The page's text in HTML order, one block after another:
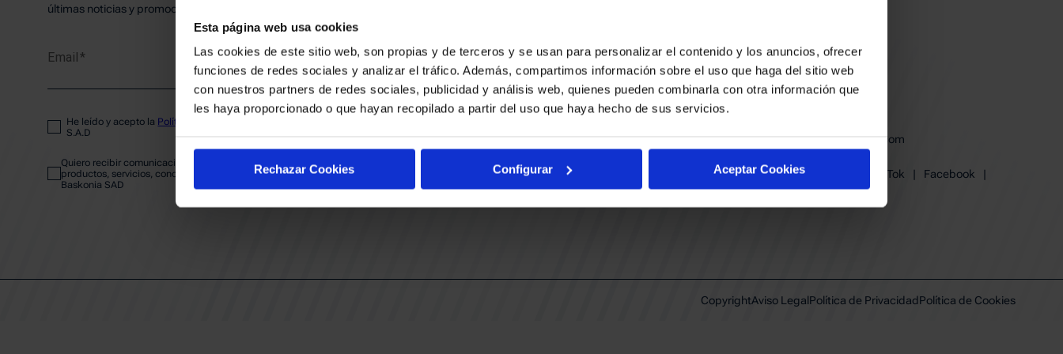
Esta página web usa cookies
Las cookies de este sitio web, son propias y de terceros y se usan para personalizar el contenido y los anuncios, ofrecer
funciones de redes sociales y analizar el tráfico. Además, compartimos información sobre el uso que haga del sitio web
con nuestros partners de redes sociales, publicidad y análisis web, quienes pueden combinarla con otra información que
les haya proporcionado o que hayan recopilado a partir del uso que haya hecho de sus servicios.
Rechazar Cookies Configurar Aceptar Cookies
PLANTILLA
ENTRADAS
ABONADOS
CALENDARIO
CLUB
últimas noticias y promociones del club.
Email
He leído y acepto la Política de privacidad
S.A.D
Quiero recibir comunicaciones electrónicas sobre las actividades,
productos, servicios, concursos, ofertas y/o promociones del SASKI
Baskonia SAD
BAKH
FUNDACIÓN BASKONIA-ALAVÉS
01013 Vitoria-Gasteiz
baskonia@baskonia.com
Instagram
TikTok | Facebook
|
Youtube
| Linkedin
CopyrightAviso LegalPolítica de PrivacidadPolítica de Cookies